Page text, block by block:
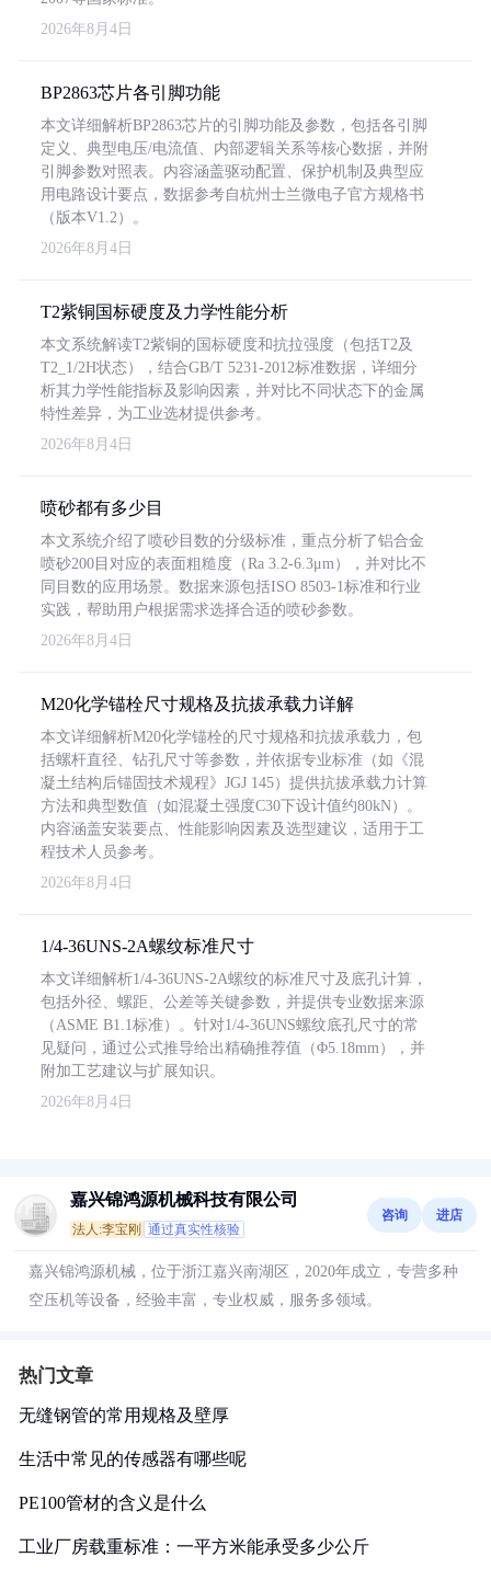
2026年8月4日
BP2863芯片各引脚功能
本文详细解析BP2863芯片的引脚功能及参数，包括各引脚
定义、典型电压/电流值、内部逻辑关系等核心数据，并附
引脚参数对照表。内容涵盖驱动配置、保护机制及典型应
用电路设计要点，数据参考自杭州士兰微电子官方规格书
（版本V1.2）。
2026年8月4日
T2紫铜国标硬度及力学性能分析
本文系统解读T2紫铜的国标硬度和抗拉强度（包括T2及
T2_1/2H状态），结合GB/T 5231-2012标准数据，详细分
析其力学性能指标及影响因素，并对比不同状态下的金属
特性差异，为工业选材提供参考。
2026年8月4日
喷砂都有多少目
本文系统介绍了喷砂目数的分级标准，重点分析了铝合金
喷砂200目对应的表面粗糙度（Ra 3.2-6.3μm），并对比不
同目数的应用场景。数据来源包括ISO 8503-1标准和行业
实践，帮助用户根据需求选择合适的喷砂参数。
2026年8月4日
M20化学锚栓尺寸规格及抗拔承载力详解
本文详细解析M20化学锚栓的尺寸规格和抗拔承载力，包
括螺杆直径、钻孔尺寸等参数，并依据专业标准（如《混
凝土结构后锚固技术规程》JGJ 145）提供抗拔承载力计算
方法和典型数值（如混凝土强度C30下设计值约80kN）。
内容涵盖安装要点、性能影响因素及选型建议，适用于工
程技术人员参考。
2026年8月4日
1/4-36UNS-2A螺纹标准尺寸
本文详细解析1/4-36UNS-2A螺纹的标准尺寸及底孔计算，
包括外径、螺距、公差等关键参数，并提供专业数据来源
（ASME B1.1标准）。针对1/4-36UNS螺纹底孔尺寸的常
见疑问，通过公式推导给出精确推荐值（Φ5.18mm），并
附加工艺建议与扩展知识。
2026年8月4日
嘉兴锦鸿源机械科技有限公司
法人:李宝刚 通过真实性核验
咨询 进店
嘉兴锦鸿源机械，位于浙江嘉兴南湖区，2020年成立，专营多种
空压机等设备，经验丰富，专业权威，服务多领域。
热门文章
无缝钢管的常用规格及壁厚
生活中常见的传感器有哪些呢
PE100管材的含义是什么
工业厂房载重标准：一平方米能承受多少公斤